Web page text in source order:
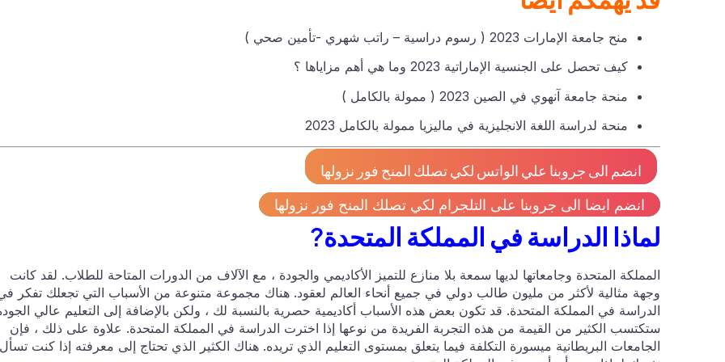
منح جامعة الإمارات 2023 ( رسوم دراسية – راتب شهري -تأمين صحي )
كيف تحصل على الجنسية الإماراتية 2023 وما هي أهم مزاياها ؟
منحة جامعة آنهوي في الصين 2023 ( ممولة بالكامل )
منحة لدراسة اللغة الانجليزية في ماليزيا ممولة بالكامل 2023
انضم الى جروبنا علي الواتس لكي تصلك المنح فور نزولها
انضم ايضا الى جروبنا على التلجرام لكي تصلك المنح فور نزولها
لماذا الدراسة في المملكة المتحدة?
المملكة المتحدة وجامعاتها لديها سمعة بلا منازع للتميز الأكاديمي والجودة ، مع الآلاف من الدورات المتاحة للطلاب. لقد كانت
وجهة مثالية لأكثر من مليون طالب دولي في جميع أنحاء العالم لعقود. هناك مجموعة متنوعة من الأسباب التي تجعلك تفكر
الدراسة في المملكة المتحدة. قد تكون بعض هذه الأسباب أكاديمية حصرية بالنسبة لك ، ولكن بالإضافة إلى التعليم عالي
ستكتسب الكثير من القيمة من هذه التجربة الفريدة من نوعها إذا اخترت الدراسة في المملكة المتحدة. علاوة على ذلك ، فإن
الجامعات البريطانية ميسورة التكلفة فيما يتعلق بمستوى التعليم الذي تريده. هناك الكثير الذي تحتاج إلى معرفته إذا كنت تسأل